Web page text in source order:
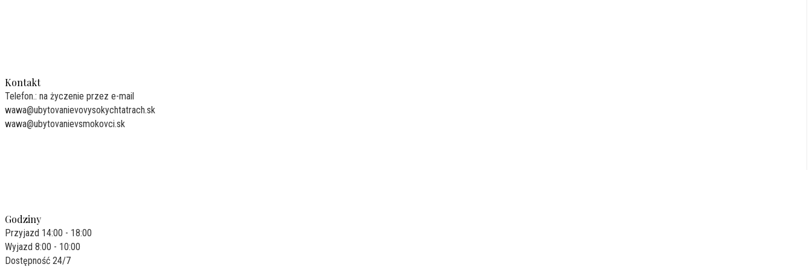
Kontakt
Telefon.: na życzenie przez e-mail
wawa@ubytovanievovysokychtatrach.sk
wawa@ubytovanievsmokovci.sk
Godziny
Przyjazd 14:00 - 18:00
Wyjazd 8:00 - 10:00
Dostępność 24/7